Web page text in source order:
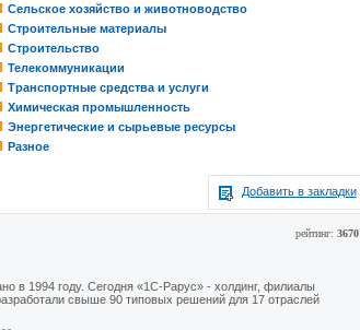
Сельское хозяйство и животноводство
Строительные материалы
Строительство
Телекоммуникации
Транспортные средства и услуги
Химическая промышленность
Энергетические и сырьевые ресурсы
Разное
Добавить в закладки
рейтинг: 3670
в 1994 году. Сегодня «1С-Рарус» - холдинг, филиалы
свыше 90 типовых решений для 17 отраслей